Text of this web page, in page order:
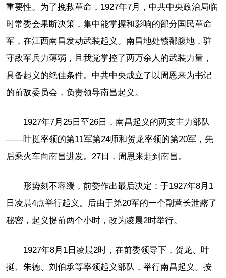
重要性。为了挽救革命，1927年7月，中共中央政治局临
时常委会果断决策，集中能掌握和影响的部分国民革命
军，在江西南昌发动武装起义。南昌地处赣鄱腹地，驻
守敌军兵力薄弱，且我党掌控了两万余人的武装力量，
具备起义的绝佳条件。中共中央成立了以周恩来为书记
的前敌委员会，负责领导南昌起义。
1927年7月25日至26日，南昌起义的两支主力部队
——叶挺率领的第11军第24师和贺龙率领的第20军，先
后乘火车向南昌进发。27日，周恩来赶到南昌。
形势刻不容缓，前委作出最后决定：于1927年8月1
日凌晨4点举行起义。后由于第20军的一个副营长泄露了
秘密，起义提前两个小时，改为凌晨2时举行。
1927年8月1日凌晨2时，在前委领导下，贺龙、叶
挺、朱德、刘伯承等率领起义部队，举行南昌起义。按